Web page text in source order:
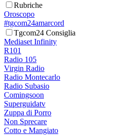
Rubriche
Oroscopo
#tgcom24amarcord
Tgcom24 Consiglia
Mediaset Infinity
R101
Radio 105
Virgin Radio
Radio Montecarlo
Radio Subasio
Comingsoon
Superguidatv
Zuppa di Porro
Non Sprecare
Cotto e Mangiato